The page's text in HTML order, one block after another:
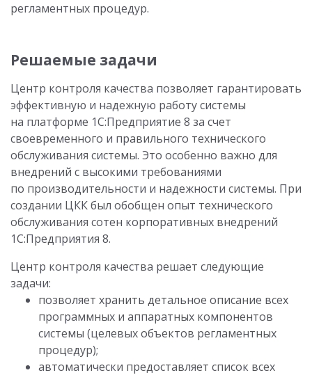
регламентных процедур.
Решаемые задачи
Центр контроля качества позволяет гарантировать
эффективную и надежную работу системы
на платформе 1С:Предприятие 8 за счет
своевременного и правильного технического
обслуживания системы. Это особенно важно для
внедрений с высокими требованиями
по производительности и надежности системы. При
создании ЦКК был обобщен опыт технического
обслуживания сотен корпоративных внедрений
1С:Предприятия 8.
Центр контроля качества решает следующие
задачи:
позволяет хранить детальное описание всех
программных и аппаратных компонентов
системы (целевых объектов регламентных
процедур);
автоматически предоставляет список всех